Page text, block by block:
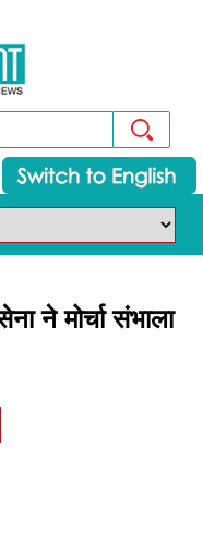
ने मोर्चा संभाला